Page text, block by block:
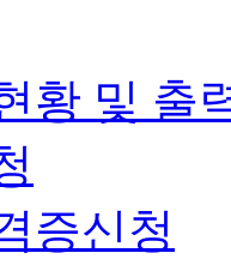
황 및 출
증신청